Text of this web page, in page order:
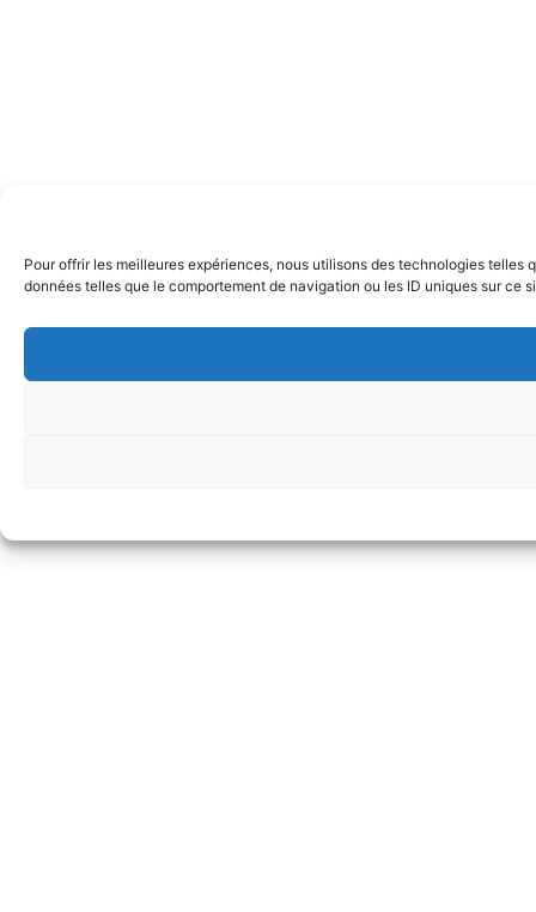
Pour offrir les meilleures expériences, nous utilisons des technologies
données telles que le comportement de navigation ou les ID uniques sur